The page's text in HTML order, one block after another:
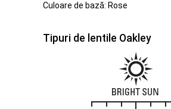
Culoare de bază: Rose
Tipuri de lentile Oakley